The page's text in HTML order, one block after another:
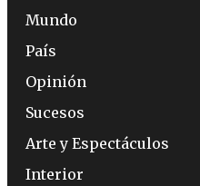
Mundo
País
Opinión
Sucesos
Arte y Espectáculos
Interior